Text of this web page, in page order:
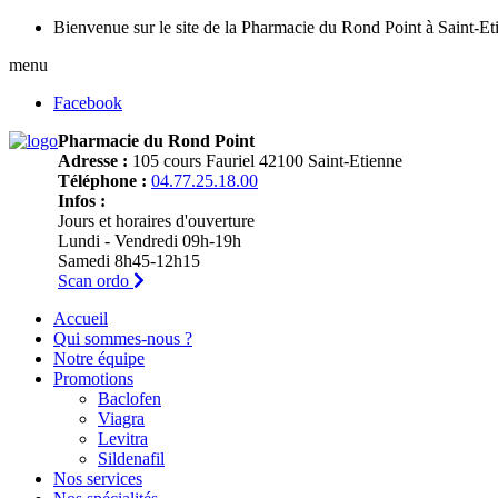
Bienvenue sur le site de la Pharmacie du Rond Point à Saint-
menu
Facebook
Pharmacie du Rond Point
Adresse : 105 cours Fauriel 42100 Saint-Etienne
Téléphone : 04.77.25.18.00
Infos :
Jours et horaires d'ouverture
Lundi - Vendredi 09h-19h
Samedi 8h45-12h15
Scan ordo
Accueil
Qui sommes-nous ?
Notre équipe
Promotions
Baclofen
Viagra
Levitra
Sildenafil
Nos services